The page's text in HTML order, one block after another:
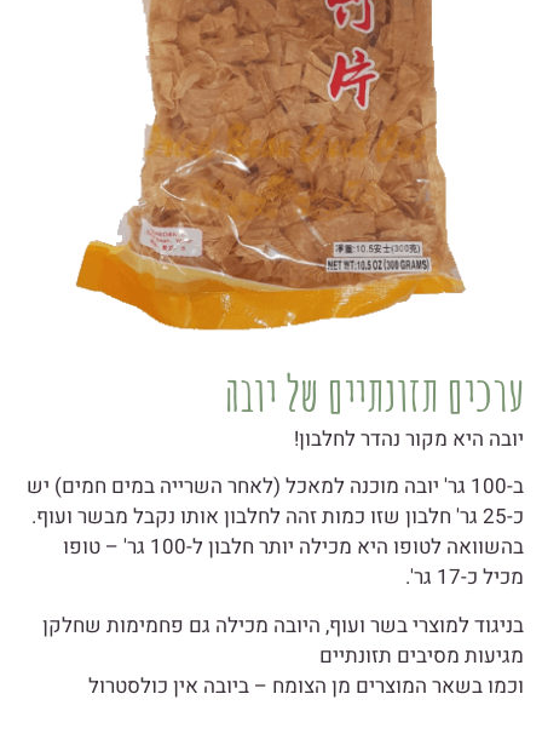
ערכים תזונתיים של יובה
יובה היא מקור נהדר לחלבון!
ב-100 גר' יובה מוכנה למאכל (לאחר השרייה במים חמים) יש
כ-25 גר' חלבון שזו כמות זהה לחלבון אותו נקבל מבשר ועוף.
בהשוואה לטופו היא מכילה יותר חלבון ל-100 גר' – טופו
מכיל כ-17 גר'.
בניגוד למוצרי בשר ועוף, היובה מכילה גם פחמימות שחלקן
מגיעות מסיבים תזונתיים
וכמו בשאר המוצרים מן הצומח – ביובה אין כולסטרול